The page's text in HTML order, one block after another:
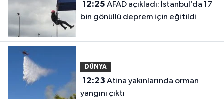
12:25
bin gönüllü deprem için eğitildi
DÜNYA
12:23
yangını çıktı